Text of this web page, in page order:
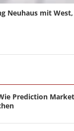
Neuhaus mit
Prediction